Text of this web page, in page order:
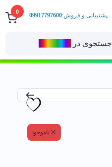
0
جستجوی در
پشتیبانی و فروش:09917797600
ناموجود